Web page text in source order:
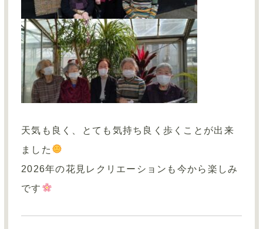
天気も良く、とても気持ち良く歩くことが出来
ました
2026年の花見レクリエーションも今から楽しみ
です